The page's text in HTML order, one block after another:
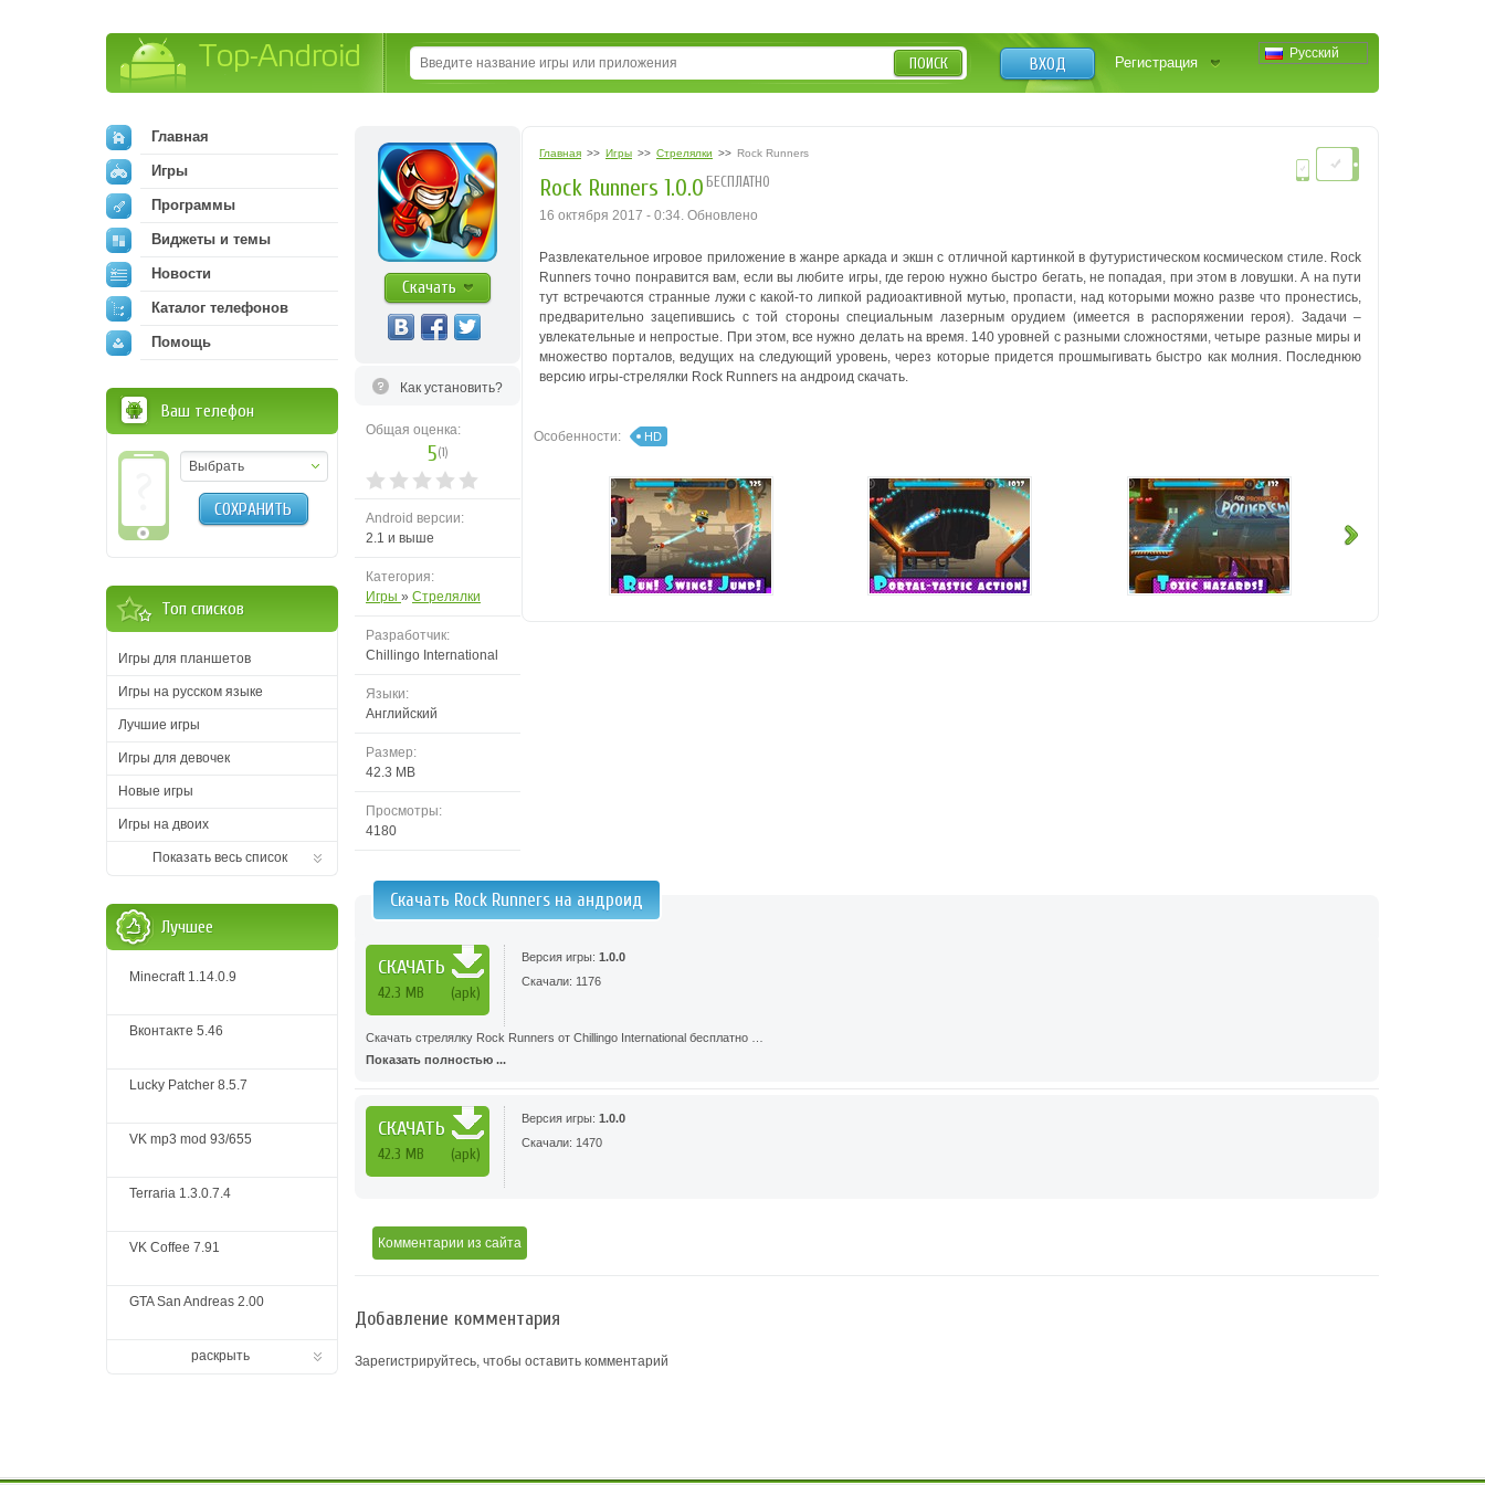
Русский
ВХОД Регистрация
ПОИСК
Скачать
Как установить?
Общая оценка:
5(1)
Android версии:
2.1 и выше
Категория:
Игры » Стрелялки
Разработчик:
Chillingo International
Языки:
Английский
Размер:
42.3 MB
Просмотры:
4180
Главная >> Игры >> Стрелялки >> Rock Runners
Rock Runners 1.0.0 БЕСПЛАТНО
16 октября 2017 - 0:34. Обновлено
Развлекательное игровое приложение в жанре аркада и экшн с отличной картинкой в футуристическом космическом стиле. Rock
Runners точно понравится вам, если вы любите игры, где герою нужно быстро бегать, не попадая, при этом в ловушки. А на пути
тут встречаются странные лужи с какой-то липкой радиоактивной мутью, пропасти, над которыми можно разве что пронестись,
предварительно зацепившись с той стороны специальным лазерным орудием (имеется в распоряжении героя). Задачи –
увлекательные и непростые. При этом, все нужно делать на время. 140 уровней с разными сложностями, четыре разные миры и
множество порталов, ведущих на следующий уровень, через которые придется прошмыгивать быстро как молния.Последнюю
версию игры-стрелялки Rock Runners на андроид скачать.
Особенности: HD
Скачать Rock Runners на андроид
СКАЧАТЬ
42.3 MB (apk)
Версия игры: 1.0.0
Скачали: 1176
Скачать стрелялку Rock Runners от Chillingo International бесплатно …
Показать полностью ...
СКАЧАТЬ
42.3 MB (apk)
Версия игры: 1.0.0
Скачали: 1470
Комментарии из сайта
Добавление комментария
Зарегистрируйтесь, чтобы оставить комментарий
Главная
Игры
Программы
Виджеты и темы
Новости
Каталог телефонов
Помощь
Ваш телефон
Выбрать
СОХРАНИТЬ
Топ списков
Игры для планшетов
Игры на русском языке
Лучшие игры
Игры для девочек
Новые игры
Игры на двоих
Показать весь список
Лучшее
Minecraft 1.14.0.9
Вконтакте 5.46
Lucky Patcher 8.5.7
VK mp3 mod 93/655
Terraria 1.3.0.7.4
VK Coffee 7.91
GTA San Andreas 2.00
раскрыть